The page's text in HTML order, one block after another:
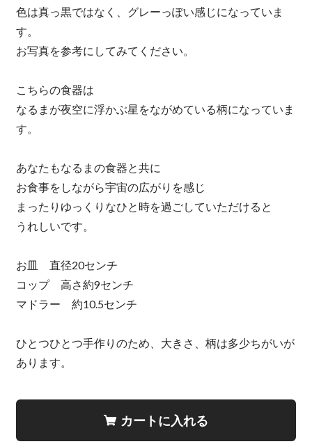
色は真っ黒ではなく、グレーっぽい感じになっていま
す。
お写真を参考にしてみてください。
こちらの食器は
なるまが夜空に浮かぶ星をながめている柄になっていま
す。
あなたもなるまの食器と共に
お食事をしながら宇宙の広がりを感じ
まったりゆっくりなひと時を過ごしていただけると
うれしいです。
お皿 直径20センチ
コップ 高さ約9センチ
マドラー 約10.5センチ
ひとつひとつ手作りのため、大きさ、柄は多少ちがいが
あります。
カートに入れる